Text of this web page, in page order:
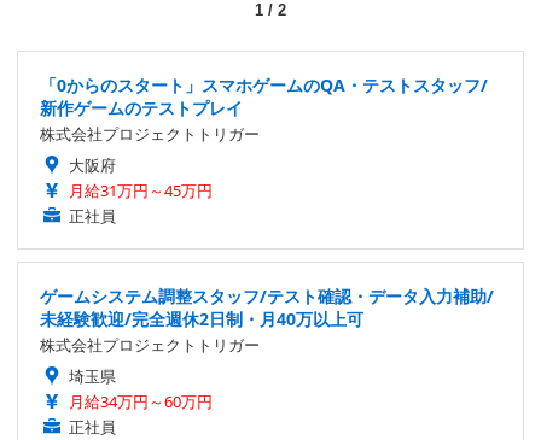
1/ 2
「0からのスタート」スマホゲームのQA・テストスタッフ/
新作ゲームのテストプレイ
株式会社プロジェクトトリガー
大阪府
月給31万円～45万円
正社員
ゲームシステム調整スタッフ/テスト確認・データ入力補助/
未経験歓迎/完全週休2日制・月40万以上可
株式会社プロジェクトトリガー
埼玉県
月給34万円～60万円
正社員